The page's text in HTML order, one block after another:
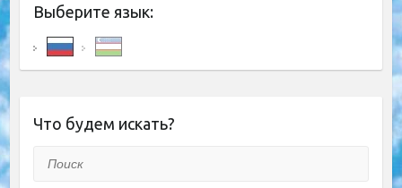
Выберите язык:
Что будем искать?
Поиск